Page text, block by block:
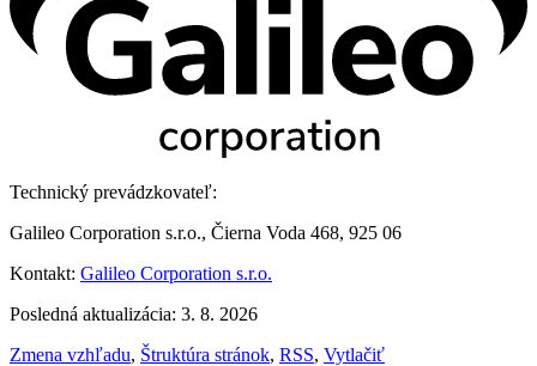
Technický prevádzkovateľ:
Galileo Corporation s.r.o., Čierna Voda 468, 925 06
Kontakt: Galileo Corporation s.r.o.
Posledná aktualizácia: 3. 8. 2026
Zmena vzhľadu, Štruktúra stránok, RSS, Vytlačiť